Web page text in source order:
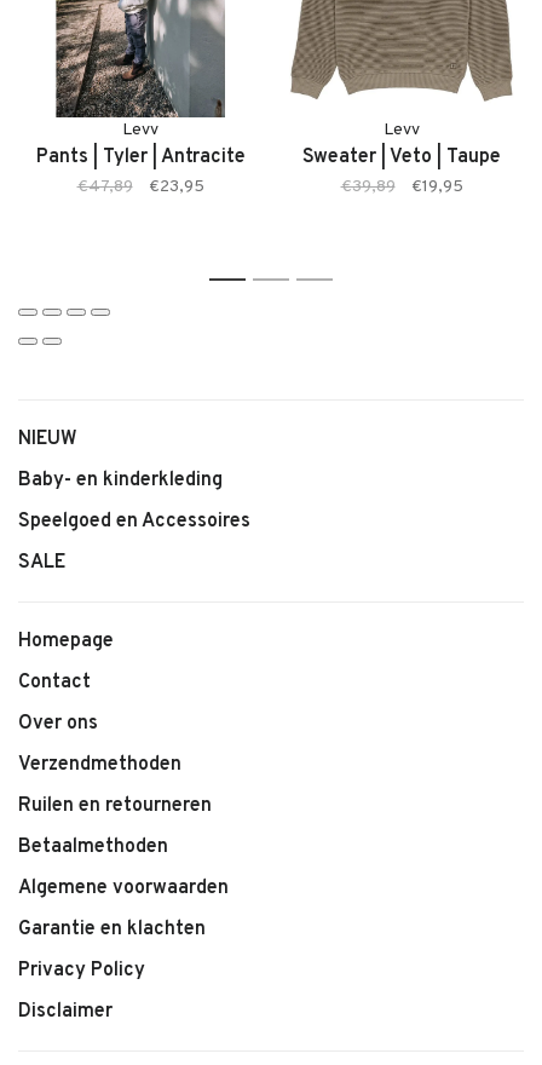
Kenmerken:
• Kinderbroek van LEVV
• Comfortabele pasvorm
• Zachte, soepele stof
• Kleur Sand
• Geschikt voor dagelijks gebruik
Levv
Pants | Tyler | Antracite
€47,89 €23,95
Levv
Sweater | Veto | Taupe
€39,89 €19,95
1 2 3
NIEUW
Baby- en kinderkleding
Speelgoed en Accessoires
SALE
Homepage
Contact
Over ons
Verzendmethoden
Ruilen en retourneren
Betaalmethoden
Algemene voorwaarden
Garantie en klachten
Privacy Policy
Disclaimer